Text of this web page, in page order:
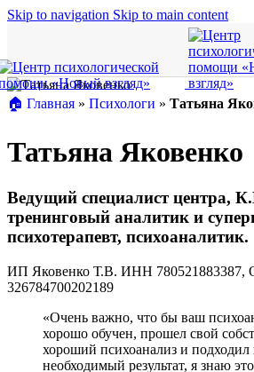
Skip to navigation Skip to main content
🏠︎ Главная » Психологи » Татьяна
Татьяна Яковенко
Ведущий специалист центра,
тренинговый аналитик и
психотерапевт, психоаналитик.
ИП Яковенко Т.В. ИНН
326784700202189
«Очень важно, что бы ваш
хорошо обучен, прошел свой
хороший психоанализ и подходил
необходимый результат, я знаю